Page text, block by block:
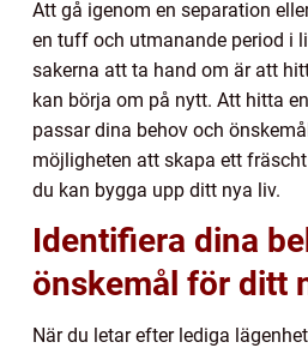
Att gå igenom en separation
en tuff och utmanande period i
sakerna att ta hand om är att
kan börja om på nytt. Att hitta
passar dina behov och
möjligheten att skapa ett
du kan bygga upp ditt nya liv.
Identifiera dina
önskemål för ditt
När du letar efter lediga